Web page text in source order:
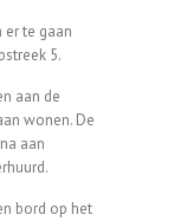
er te gaan
5.
aan de
wonen. De
aan
bord op het